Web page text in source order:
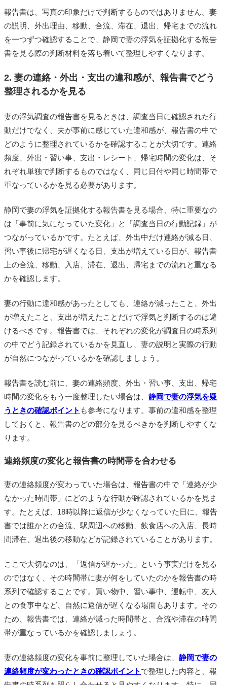
報告書は、写真の印象だけで判断するものではありません。妻
の説明、外出理由、移動、合流、滞在、退出、帰宅までの流れ
を一つずつ確認することで、静岡で妻の浮気を証拠化する報告
書を見る際の判断材料を落ち着いて整理しやすくなります。
2. 妻の連絡・外出・支出の違和感が、報告書でどう
整理されるかを見る
妻の浮気調査の報告書を見るときは、調査当日に確認された行
動だけでなく、夫が事前に感じていた違和感が、報告書の中で
どのように整理されているかを確認することが大切です。連絡
頻度、外出・習い事、支出・レシート、帰宅時間の変化は、そ
れぞれ単独で判断するものではなく、同じ日付や同じ時間帯で
重なっているかを見る必要があります。
静岡で妻の浮気を証拠化する報告書を見る場合、特に重要なの
は「事前に気になっていた変化」と「調査当日の行動記録」が
つながっているかです。たとえば、外出中だけ連絡が減る日、
習い事後に帰宅が遅くなる日、支出が増えている日が、報告書
上の合流、移動、入店、滞在、退出、帰宅までの流れと重なる
かを確認します。
妻の行動に違和感があったとしても、連絡が減ったこと、外出
が増えたこと、支出が増えたことだけで浮気と判断するのは避
けるべきです。報告書では、それぞれの変化が調査日の時系列
の中でどう記録されているかを見直し、妻の説明と実際の行動
が自然につながっているかを確認しましょう。
報告書を読む前に、妻の連絡頻度、外出・習い事、支出、帰宅
時間の変化をもう一度整理したい場合は、 静岡で妻の浮気を疑
うときの確認ポイント も参考になります。事前の違和感を整理
しておくと、報告書のどの部分を見るべきかを判断しやすくな
ります。
連絡頻度の変化と報告書の時間帯を合わせる
妻の連絡頻度が変わっていた場合は、報告書の中で「連絡が少
なかった時間帯」にどのような行動が確認されているかを見ま
す。たとえば、18時以降に返信が少なくなっていた日に、報告
書では誰かとの合流、駅周辺への移動、飲食店への入店、長時
間滞在、退出後の移動などが記録されていることがあります。
ここで大切なのは、「返信が遅かった」という事実だけを見る
のではなく、その時間帯に妻が何をしていたのかを報告書の時
系列で確認することです。買い物中、習い事中、運転中、友人
との食事中など、自然に返信が遅くなる場面もあります。その
ため、報告書では、連絡が減った時間帯と、合流や滞在の時間
帯が重なっているかを確認しましょう。
妻の連絡頻度の変化を事前に整理していた場合は、 静岡で妻の
連絡頻度が変わったときの確認ポイント で整理した内容と、報